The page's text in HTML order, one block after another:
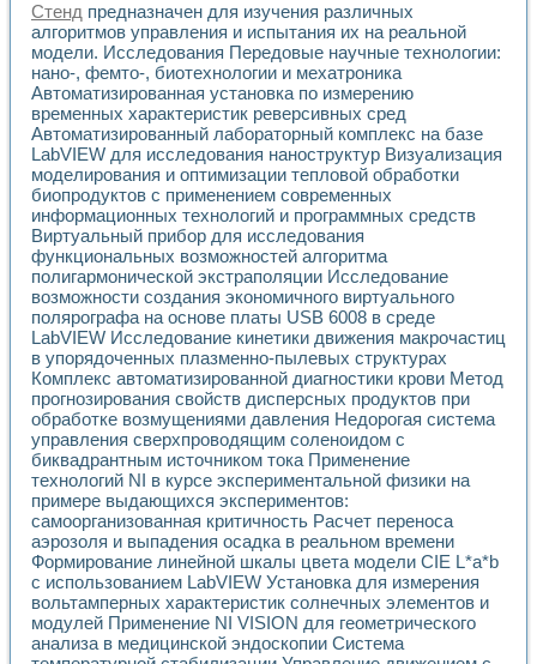
Стенд предназначен для изучения различных
алгоритмов управления и испытания их на реальной
модели. Исследования Передовые научные технологии:
нано-, фемто-, биотехнологии и мехатроника
Автоматизированная установка по измерению
временных характеристик реверсивных сред
Автоматизированный лабораторный комплекс на базе
LabVIEW для исследования наноструктур Визуализация
моделирования и оптимизации тепловой обработки
биопродуктов с применением современных
информационных технологий и программных средств
Виртуальный прибор для исследования
функциональных возможностей алгоритма
полигармонической экстраполяции Исследование
возможности создания экономичного виртуального
полярографа на основе платы USB 6008 в среде
LabVIEW Исследование кинетики движения макрочастиц
в упорядоченных плазменно-пылевых структурах
Комплекс автоматизированной диагностики крови Метод
прогнозирования свойств дисперсных продуктов при
обработке возмущениями давления Недорогая система
управления сверхпроводящим соленоидом с
биквадрантным источником тока Применение
технологий NI в курсе экспериментальной физики на
примере выдающихся экспериментов:
самоорганизованная критичность Расчет переноса
аэрозоля и выпадения осадка в реальном времени
Формирование линейной шкалы цвета модели CIE L*a*b
с использованием LabVIEW Установка для измерения
вольтамперных характеристик солнечных элементов и
модулей Применение NI VISION для геометрического
анализа в медицинской эндоскопии Система